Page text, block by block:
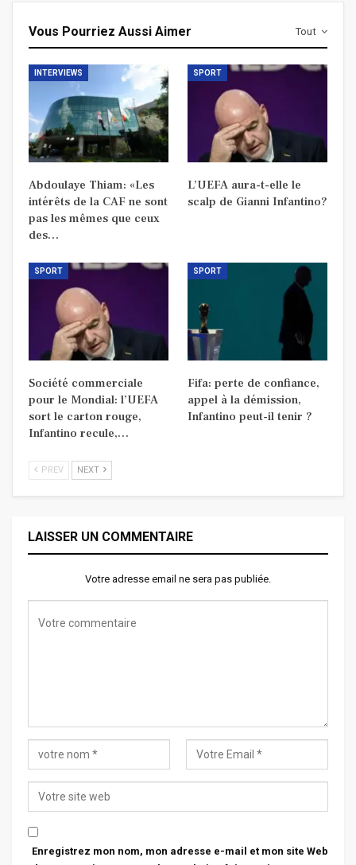
Tout
Vous Pourriez Aussi Aimer
INTERVIEWS
Abdoulaye Thiam: «Les
intérêts de la CAF ne sont
pas les mêmes que ceux
des…
SPORT
L’UEFA aura-t-elle le
scalp de Gianni Infantino?
SPORT
Société commerciale
pour le Mondial: l’UEFA
sort le carton rouge,
Infantino recule,…
SPORT
Fifa: perte de confiance,
appel à la démission,
Infantino peut-il tenir ?
PREV NEXT
LAISSER UN COMMENTAIRE
Votre adresse email ne sera pas publiée.
Enregistrez mon nom, mon adresse e-mail et mon site Web